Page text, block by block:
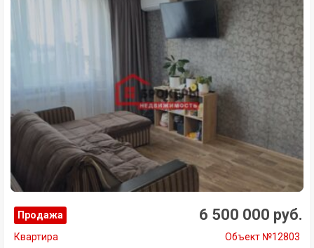
Продажа 6 500 000 руб.
Квартира Объект №12803